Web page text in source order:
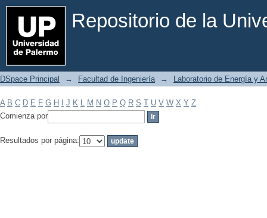
Repositorio de la
Filtrar por: Materia
DSpace Principal → Facultad de Ingeniería → Laboratorio de Energía y
A B C D E F G H J K L M N O P Q R S T U V W X Y Z
Comienza por
Resultados por página: